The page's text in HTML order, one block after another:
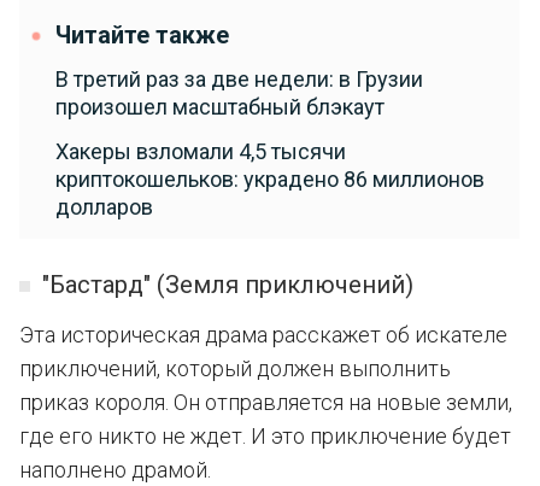
Читайте также
В третий раз за две недели: в Грузии
произошел масштабный блэкаут
Хакеры взломали 4,5 тысячи
криптокошельков: украдено 86 миллионов
долларов
"Бастард" (Земля приключений)
Эта историческая драма расскажет об искателе
приключений, который должен выполнить
приказ короля. Он отправляется на новые земли,
где его никто не ждет. И это приключение будет
наполнено драмой.